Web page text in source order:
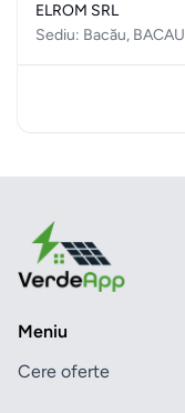
ELROM SRL
Sediu: Bacău, BACAU
Meniu
Cere oferte